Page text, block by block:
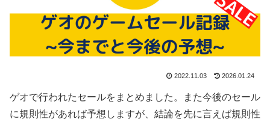
2022.11.03 2026.01.24
ゲオで行われたセールをまとめました。また今後のセール
に規則性があれば予想しますが、結論を先に言えば規則性